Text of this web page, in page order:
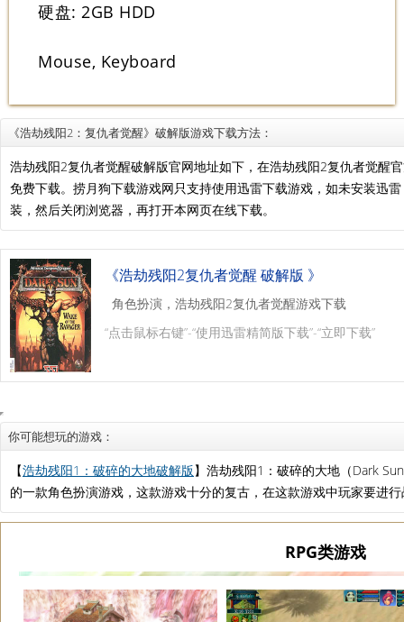
硬盘: 2GB HDD
Mouse, Keyboard
《浩劫残阳2：复仇者觉醒》破解版游戏下载方法：
浩劫残阳2复仇者觉醒破解版官网地址如下，在浩劫残阳2复仇者觉醒
免费下载。捞月狗下载游戏网只支持使用迅雷下载游戏，如未安装迅
装，然后关闭浏览器，再打开本网页在线下载。
《浩劫残阳2复仇者觉醒 破解版 》
角色扮演，浩劫残阳2复仇者觉醒游戏下载
“点击鼠标右键”-“使用迅雷精简版下载”-“立即下载”
你可能想玩的游戏：
【浩劫残阳1：破碎的大地破解版】浩劫残阳1：破碎的大地（Dark
的一款角色扮演游戏，这款游戏十分的复古，在这款游戏中玩家要进
RPG类游戏